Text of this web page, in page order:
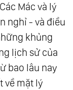
Mác và lý
nghỉ - và điều
khủng
lịch sử của
bao lâu nay
về mặt lý